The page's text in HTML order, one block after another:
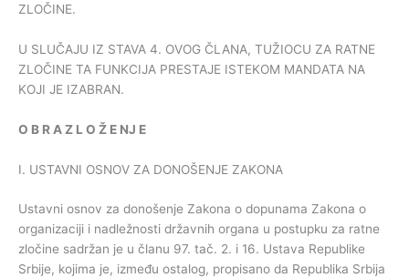
ZLOČINE.
U SLUČAJU IZ STAVA 4. OVOG ČLANA, TUŽIOCU ZA RATNE
ZLOČINE TA FUNKCIJA PRESTAJE ISTEKOM MANDATA NA
KOJI JE IZABRAN.
O B R AZ L O Ž E NJ E
I. USTAVNI OSNOV ZA DONOŠENJE ZAKONA
Ustavni osnov za donošenje Zakona o dopunama Zakona o
organizaciji i nadležnosti državnih organa u postupku za ratne
zločine sadržan je u članu 97. tač. 2. i 16. Ustava Republike
Srbije, kojima je, između ostalog, propisano da Republika Srbija